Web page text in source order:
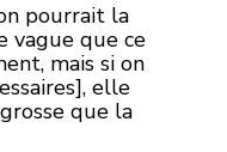
pourrait la
vague que ce
mais si on
elle
que la